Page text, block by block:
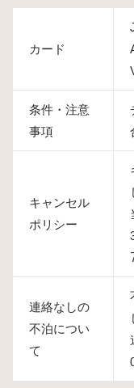
カード
条件・注意
事項
キャンセル
ポリシー
連絡なしの
不泊につい
て